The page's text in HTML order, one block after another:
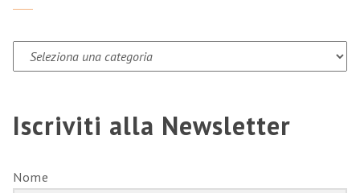
Cerca
per
Iscriviti alla Newsletter
Nome